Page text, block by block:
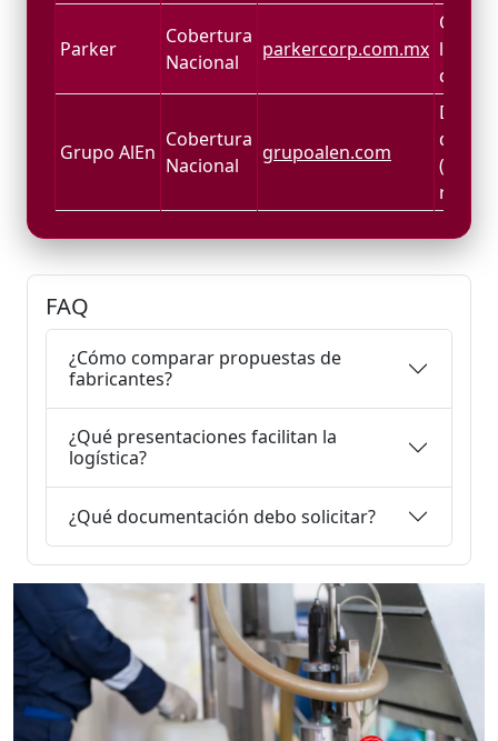
Parker
Cobertura
Nacional
parkercorp.com.mx
Grupo AlEn
Cobertura
Nacional
grupoalen.com
retail)
FAQ
¿Cómo comparar propuestas de
fabricantes?
¿Qué presentaciones facilitan la
logística?
¿Qué documentación debo solicitar?